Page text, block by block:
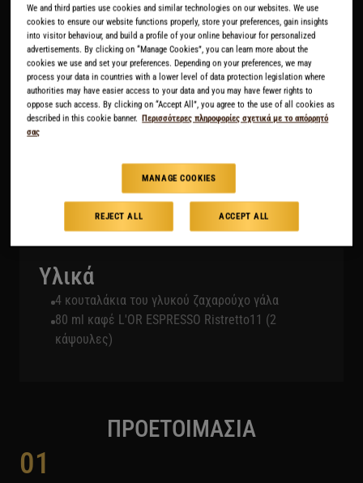
Χρόνος προετοιμασίας::5 λεπτά
Όχι καφές με καραμέλες, αλλά καφές Bonbon.
Εμπνευσμένος από τον ισπανικό Café Bombón, έναν
εκπληκτικά γευστικό συνδυασμό dulce de leche
(καραμελωμένου γάλακτος) και εσπρέσο.
Οι αντίθετες γεύσεις του γλυκού ζαχαρούχου
συμπυκνωμένου γάλακτος και του δυνατού και
συνδυάζονται ιδανικά για να τις απολαύσετε.
ΛΗΨΗ ΣΥΝΤΑΓΗΣ
Υλικά
4 κουταλάκια του γλυκού ζαχαρούχο γάλα
80 ml καφέ L'OR ESPRESSO Ristretto11 (2
κάψουλες)
ΠΡΟΕΤΟΙΜΑΣΙΑ
01
We and third parties use cookies and similar technologies on our websites. We use
cookies to ensure our website functions properly, store your preferences, gain insights
into visitor behaviour, and build a profile of your online behaviour for personalized
advertisements. By clicking on “Manage Cookies”, you can learn more about the
cookies we use and set your preferences. Depending on your preferences, we may
process your data in countries with a lower level of data protection legislation where
authorities may have easier access to your data and you may have fewer rights to
oppose such access. By clicking on “Accept All”, you agree to the use of all cookies as
described in this cookie banner. Περισσότερες πληροφορίες σχετικά με το απόρρητό
σας
MANAGE COOKIES
REJECT ALL ACCEPT ALL